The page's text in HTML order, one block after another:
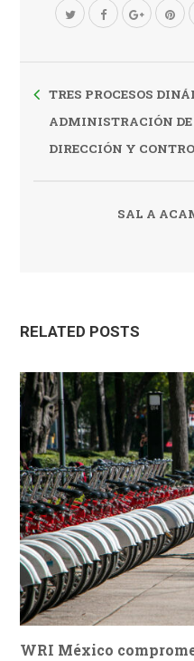
TRES PROCESOS
ADMINISTRACIÓN
DIRECCIÓN Y
SAL A
RELATED POSTS
WRI México